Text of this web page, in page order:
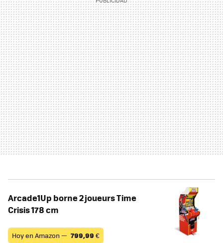
Arcade1Up borne 2 joueurs Time
Crisis 178 cm
Hoy en Amazon — 799,99 €